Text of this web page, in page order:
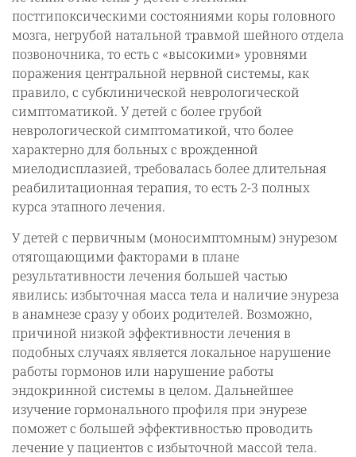
постгипоксическими состояниями коры головного
мозга, негрубой натальной травмой шейного отдела
позвоночника, то есть с «высокими» уровнями
поражения центральной нервной системы, как
правило, с субклинической неврологической
симптоматикой. У детей с более грубой
неврологической симптоматикой, что более
характерно для больных с врожденной
миелодисплазией, требовалась более длительная
реабилитационная терапия, то есть 2-3 полных
курса этапного лечения.
У детей с первичным (моносимптомным) энурезом
отягощающими факторами в плане
результативности лечения большей частью
явились: избыточная масса тела и наличие энуреза
в анамнезе сразу у обоих родителей. Возможно,
причиной низкой эффективности лечения в
подобных случаях является локальное нарушение
работы гормонов или нарушение работы
эндокринной системы в целом. Дальнейшее
изучение гормонального профиля при энурезе
поможет с большей эффективностью проводить
лечение у пациентов с избыточной массой тела.